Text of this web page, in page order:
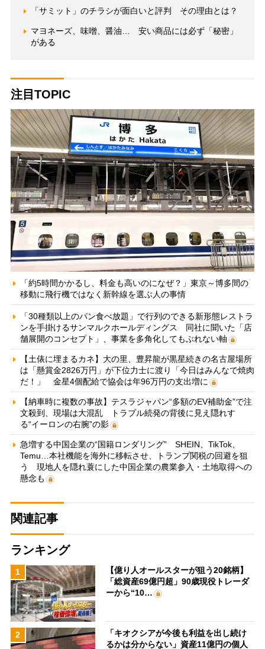
「サミット」のチラシが面白いと評判 その理由とは？
マヨネーズ、味噌、醤油… 安い商品には必ず「秘密」
がある
注目TOPIC
「約5時間かかるし、料金も高いのになぜ？」東京～博多間の
移動に飛行機ではなく新幹線を選ぶ人の事情
「30種類以上のパン食べ放題」で行列のできる新形態レストラ
ンを手掛けるサンマルクホールディングス 同社に聞いた「店
舗展開のコンセプト」、事業を多角化してもぶれない軸
【土俵に埋まるカネ】大の里、豊昇龍が黒星続きの名古屋場所
は「懸賞金2826万円」が下位力士に渡り「今日はみんなで焼肉
だ！」 金星4個配給で協会は年96万円の支出増に
【納車時に複数の事故】テスラジャパン“多額のEV補助金”で注
文殺到、現場は大混乱 トラブル続発の背後に見え隠れす
る“イーロンの右腕”の影
急増する中国企業の“国籍ロンダリング” SHEIN、TikTok、
Temu…本社機能を海外に移転させ、トランプ関税の回避を狙
う 現地人を隠れ蓑にした中国企業の農業参入・土地取得への
懸念も
関連記事
ランキング
1
【億り人オールスターが狙う20銘柄】
「総資産69億円超」90歳現役トレーダ
ーから“10…
2
「キオクシアが今後も利益を出し続け
るかは分からない」資産11億円の個人